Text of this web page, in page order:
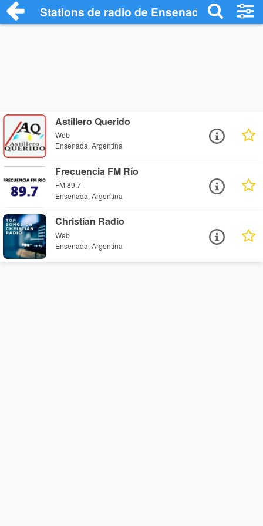
Stations de radio de Ensenada
Astillero Querido
Web
Ensenada, Argentina
Frecuencia FM Río
FM 89.7
Ensenada, Argentina
Christian Radio
Web
Ensenada, Argentina